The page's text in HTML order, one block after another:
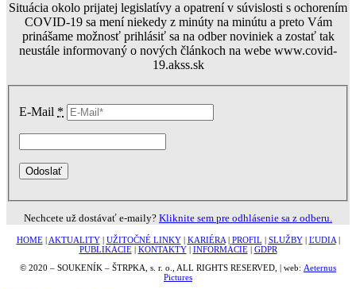
Situácia okolo prijatej legislatívy a opatrení v súvislosti s ochorením
COVID-19 sa mení niekedy z minúty na minútu a preto Vám
prinášame možnosť prihlásiť sa na odber noviniek a zostať tak
neustále informovaný o nových článkoch na webe www.covid-
19.akss.sk
E-Mail *
Nechcete už dostávať e-maily? Kliknite sem pre odhlásenie sa z odberu.
HOME| AKTUALITY| UŽITOČNÉ LINKY| KARIÉRA| PROFIL | SLUŽBY| ĽUDIA|
PUBLIKÁCIE| KONTAKTY| INFORMÁCIE| GDPR
© 2020 – SOUKENÍK – ŠTRPKA, s. r. o., ALL RIGHTS RESERVED, | web: Aeternus
Pictures